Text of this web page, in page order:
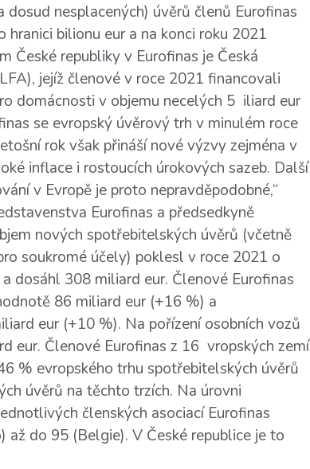
nesplacených) úvěrů členů Eurofinas
bilionu eur a na konci roku 2021
České republiky v Eurofinas je Česká
jejíž členové v roce 2021 financovali
domácnosti v objemu necelých 5 iliard eur
se evropský úvěrový trh v minulém roce
rok však přináší nové výzvy zejména v
inflace i rostoucích úrokových sazeb. Další
v Evropě je proto nepravděpodobné,“
Eurofinas a předsedkyně
nových spotřebitelských úvěrů (včetně
soukromé účely) poklesl v roce 2021 o
dosáhl 308 miliard eur. Členové Eurofinas
86 miliard eur (+16 %) a
eur (+10 %). Na pořízení osobních vozů
eur. Členové Eurofinas z 16 vropských zemí
% evropského trhu spotřebitelských úvěrů
úvěrů na těchto trzích. Na úrovni
členských asociací Eurofinas
do 95 (Belgie). V České republice je to